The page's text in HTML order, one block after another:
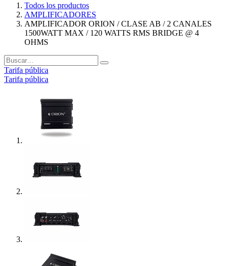
Todos los productos
AMPLIFICADORES
AMPLIFICADOR ORION / CLASE AB / 2 CANALES
1500WATT MAX / 120 WATTS RMS BRIDGE @ 4
OHMS
Tarifa pública
Tarifa pública